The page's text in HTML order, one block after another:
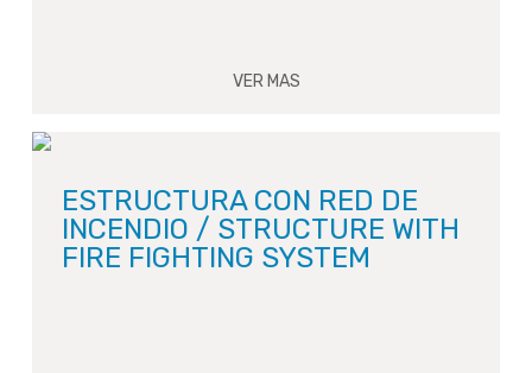
VER MAS
ESTRUCTURA CON RED DE
INCENDIO / STRUCTURE WITH
FIRE FIGHTING SYSTEM